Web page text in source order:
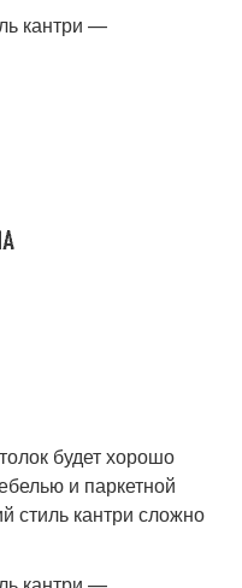
будет хорошо
и паркетной
стиль кантри сложно